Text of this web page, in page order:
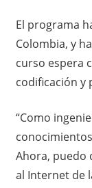
El programa
Colombia, y
curso espera
codificación y
“Como
Ahora, puedo
al Internet de